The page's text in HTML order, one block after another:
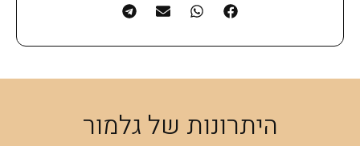
היתרונות של גלמור